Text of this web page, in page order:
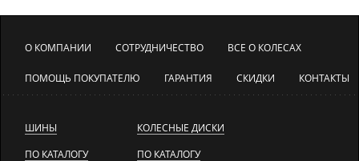
О КОМПАНИИ СОТРУДНИЧЕСТВО ВСЕ О КОЛЕСАХ
ПОМОЩЬ ПОКУПАТЕЛЮ ГАРАНТИЯ СКИДКИ КОНТАКТЫ
ШИНЫ
ПО КАТАЛОГУ
КОЛЕСНЫЕ ДИСКИ
ПО КАТАЛОГУ